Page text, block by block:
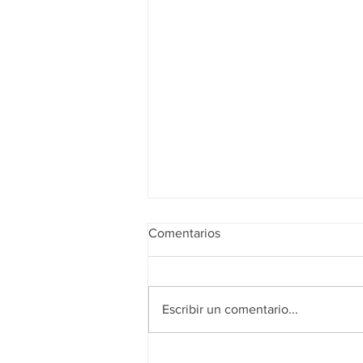
Realidad de octubre
Comentarios
Escribir un comentario...